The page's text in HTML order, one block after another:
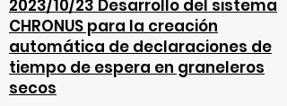
2023/10/23 Desarrollo del sistema
CHRONUS para la creación
automática de declaraciones de
tiempo de espera en graneleros
secos